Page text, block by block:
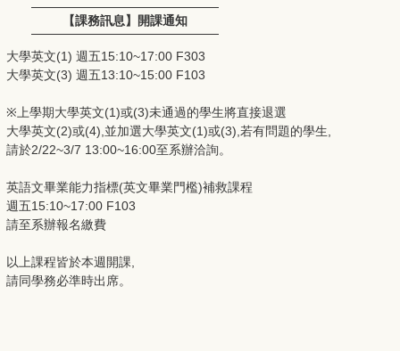
【課務訊息】開課通知
大學英文(1) 週五15:10~17:00 F303
大學英文(3) 週五13:10~15:00 F103
※上學期大學英文(1)或(3)未通過的學生將直接退選
大學英文(2)或(4),並加選大學英文(1)或(3),若有問題的學生,
請於2/22~3/7 13:00~16:00至系辦洽詢。
英語文畢業能力指標(英文畢業門檻)補救課程
週五15:10~17:00 F103
請至系辦報名繳費
以上課程皆於本週開課,
請同學務必準時出席。